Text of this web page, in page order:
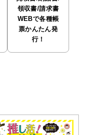
領収書/請求書
WEBで各種帳
票かんたん発
行！